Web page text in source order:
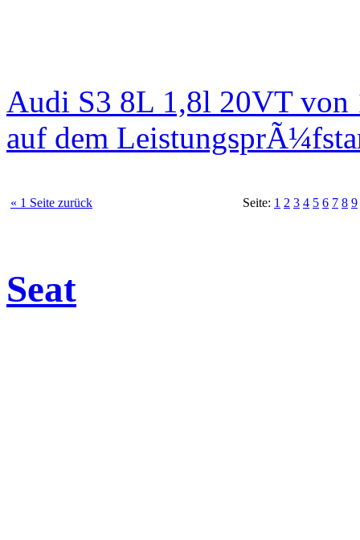
Audi S3 8L 1,8l 20VT von
auf dem
« 1 Seite zurück Seite: 1 2 3 4 5 6 7 8 9
Seat